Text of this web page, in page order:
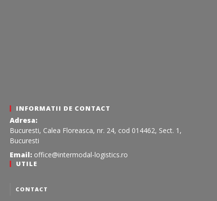
INFORMATII DE CONTACT
Adresa:
Bucuresti, Calea Floreasca, nr. 24, cod 014462, Sect. 1,
Bucuresti
Email: office@intermodal-logistics.ro
UTILE
CONTACT